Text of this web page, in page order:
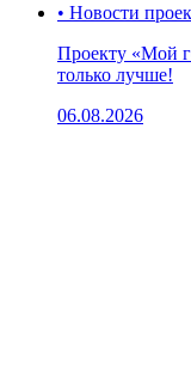
• Новости
Проекту «Мой
только лучше!
06.08.2026